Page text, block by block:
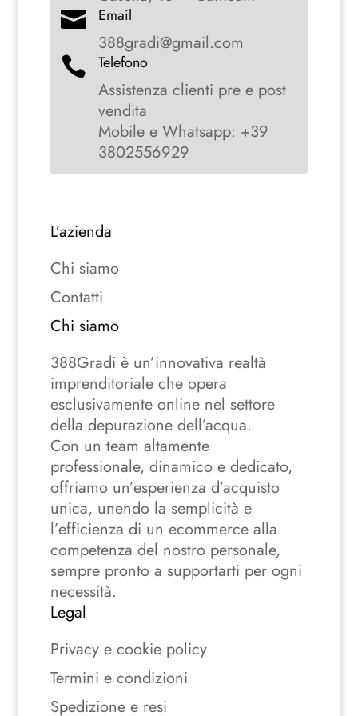
 Email
388gradi@gmail.com
 Telefono
Assistenza clienti pre e post
vendita
Mobile e Whatsapp: +39
3802556929
L’azienda
Chi siamo
Contatti
Chi siamo
388Gradi è un’innovativa realtà
imprenditoriale che opera
esclusivamente online nel settore
della depurazione dell’acqua.
Con un team altamente
professionale, dinamico e dedicato,
offriamo un’esperienza d’acquisto
unica, unendo la semplicità e
l’efficienza di un ecommerce alla
competenza del nostro personale,
sempre pronto a supportarti per ogni
necessità.
Legal
Privacy e cookie policy
Termini e condizioni
Spedizione e resi